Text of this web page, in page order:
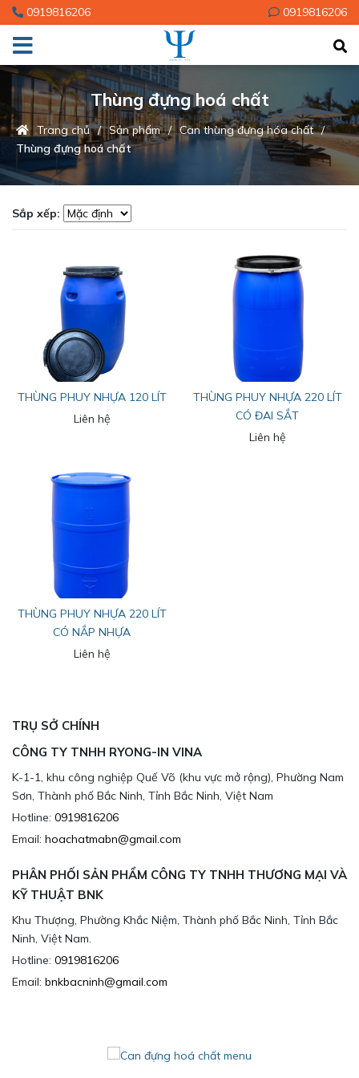
0919816206 0919816206
Thùng đựng hoá chất
Trang chủ Sản phẩm
Can thùng đựng hóa chất
Thùng đựng hoá chất
Sắp xếp:
THÙNG PHUY NHỰA 120 LÍT
Liên hệ
THÙNG PHUY NHỰA 220 LÍT
CÓ ĐAI SẮT
Liên hệ
THÙNG PHUY NHỰA 220 LÍT
CÓ NẮP NHỰA
Liên hệ
TRỤ SỞ CHÍNH
CÔNG TY TNHH RYONG-IN VINA
K-1-1, khu công nghiệp Quế Võ (khu vực mở rộng), Phường Nam
Sơn, Thành phố Bắc Ninh, Tỉnh Bắc Ninh, Việt Nam
Hotline: 0919816206
Email: hoachatmabn@gmail.com
PHÂN PHỐI SẢN PHẨM CÔNG TY TNHH THƯƠNG MẠI VÀ
KỸ THUẬT BNK
Khu Thượng, Phường Khắc Niệm, Thành phố Bắc Ninh, Tỉnh Bắc
Ninh, Việt Nam.
Hotline: 0919816206
Email: bnkbacninh@gmail.com